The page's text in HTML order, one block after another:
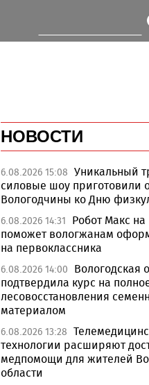
НОВОСТИ
6.08.2026 15:08 Уникальный
силовые шоу приготовили
Вологодчины ко Дню
6.08.2026 14:31
Робот Макс на
поможет вологжанам
на первоклассника
6.08.2026 14:00
Вологодская
подтвердила курс на
лесовосстановления
материалом
6.08.2026 13:28
технологии расширяют
медпомощи для жителей
области